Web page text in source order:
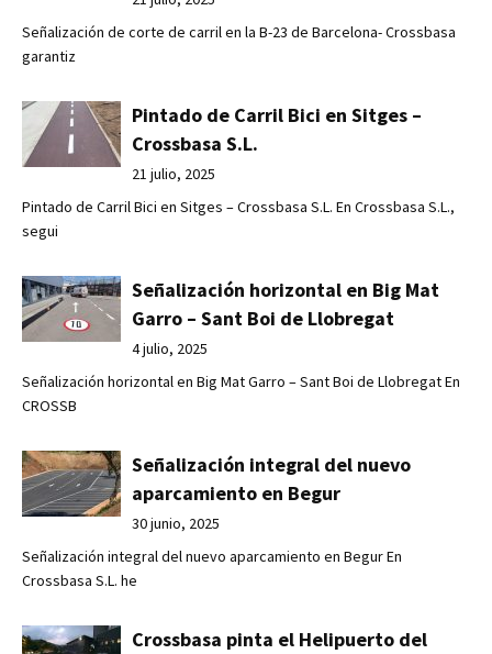
Señalización de corte de carril en la B-23 de Barcelona- Crossbasa
garantiz
Pintado de Carril Bici en Sitges –
Crossbasa S.L.
21 julio, 2025
Pintado de Carril Bici en Sitges – Crossbasa S.L. En Crossbasa S.L.,
segui
Señalización horizontal en Big Mat
Garro – Sant Boi de Llobregat
4 julio, 2025
Señalización horizontal en Big Mat Garro – Sant Boi de Llobregat En
CROSSB
Señalización integral del nuevo
aparcamiento en Begur
30 junio, 2025
Señalización integral del nuevo aparcamiento en Begur En
Crossbasa S.L. he
Crossbasa pinta el Helipuerto del